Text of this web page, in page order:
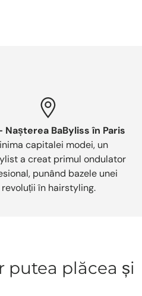
Nașterea BaByliss în Paris
capitalei modei, un
a creat primul ondulator
punând bazele unei
revoluții în hairstyling.
putea plăcea și